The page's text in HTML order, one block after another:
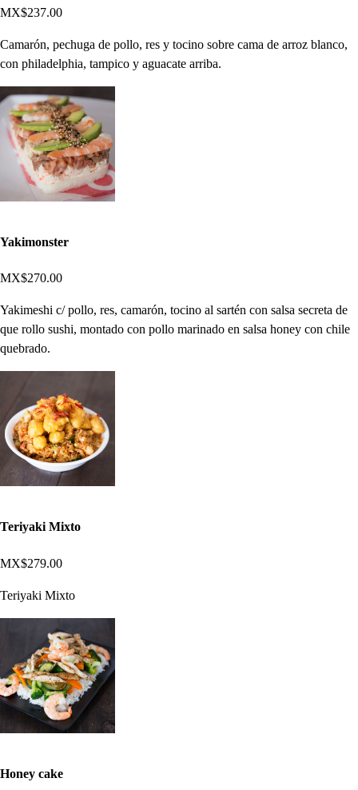
MX$237.00
Camarón, pechuga de pollo, res y tocino sobre cama de arroz blanco,
con philadelphia, tampico y aguacate arriba.
Yakimonster
MX$270.00
Yakimeshi c/ pollo, res, camarón, tocino al sartén con salsa secreta de
que rollo sushi, montado con pollo marinado en salsa honey con chile
quebrado.
Teriyaki Mixto
MX$279.00
Teriyaki Mixto
Honey cake